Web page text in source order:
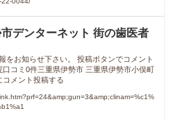
デンターネット 街の歯医者
をお知らせ下さい。 投稿ボタンでコメント
コミ0件三重県伊勢市 三重県伊勢市小俣町
メント投稿する